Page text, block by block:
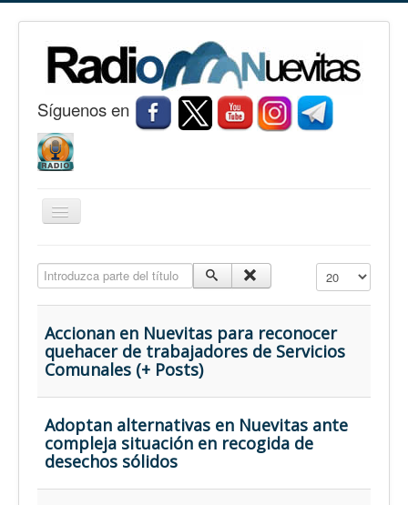
Síguenos en
Cambiar
Nuevitas
Conozca Nuevitas
Fotorreportaje
En audio
Medio Ambiente
Introduzca parte del título Cantidad a
Accionan en Nuevitas para reconocer
quehacer de trabajadores de Servicios
Comunales (+ Posts)
Adoptan alternativas en Nuevitas ante
compleja situación en recogida de
desechos sólidos